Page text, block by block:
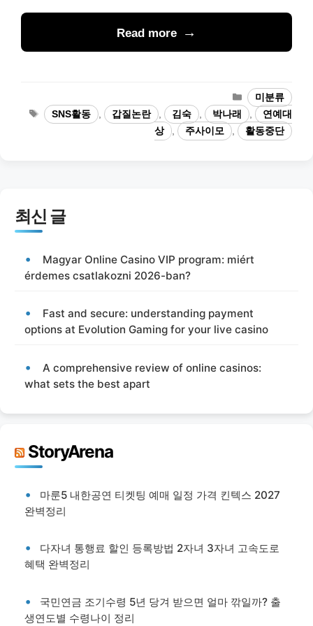
Read more
카
테
고
리
미분류
태
그
SNS활동 갑질논란 김숙 박나래
연예대
상
주사이모 활동중단
최신 글
Magyar Online Casino VIP program: miért
érdemes csatlakozni 2026-ban?
Fast and secure: understanding payment
options at Evolution Gaming for your live casino
A comprehensive review of online casinos:
what sets the best apart
StoryArena
마룬5 내한공연 티켓팅 예매 일정 가격 킨텍스 2027
완벽정리
다자녀 통행료 할인 등록방법 2자녀 3자녀 고속도로
혜택 완벽정리
국민연금 조기수령 5년 당겨 받으면 얼마 깎일까? 출
생연도별 수령나이 정리